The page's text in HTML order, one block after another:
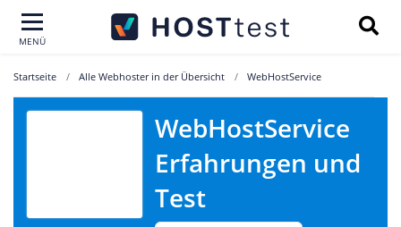
MENÜ
Startseite Alle Webhoster in der Übersicht WebHostService
WebHostService
Erfahrungen und
Test